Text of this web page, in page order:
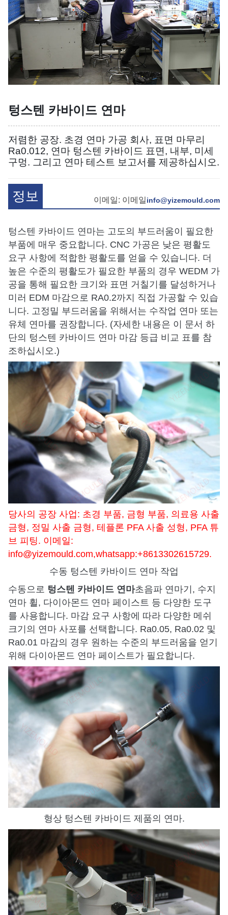
텅스텐 카바이드 연마
저렴한 공장. 초경 연마 가공 회사, 표면 마무리
Ra0.012, 연마 텅스텐 카바이드 표면, 내부, 미세
구멍. 그리고 연마 테스트 보고서를 제공하십시오.
정보 이메일: 이메일info@yizemould.com
텅스텐 카바이드 연마는 고도의 부드러움이 필요한
부품에 매우 중요합니다. CNC 가공은 낮은 평활도
요구 사항에 적합한 평활도를 얻을 수 있습니다. 더
높은 수준의 평활도가 필요한 부품의 경우 WEDM 가
공을 통해 필요한 크기와 표면 거칠기를 달성하거나
미러 EDM 마감으로 RA0.2까지 직접 가공할 수 있습
니다. 고정밀 부드러움을 위해서는 수작업 연마 또는
유체 연마를 권장합니다. (자세한 내용은 이 문서 하
단의 텅스텐 카바이드 연마 마감 등급 비교 표를 참
조하십시오.)
당사의 공장 사업: 초경 부품, 금형 부품, 의료용 사출
금형, 정밀 사출 금형, 테플론 PFA 사출 성형, PFA 튜
브 피팅. 이메일:
info@yizemould.com,whatsapp:+8613302615729.
수동 텅스텐 카바이드 연마 작업
수동으로 텅스텐 카바이드 연마초음파 연마기, 수지
연마 휠, 다이아몬드 연마 페이스트 등 다양한 도구
를 사용합니다. 마감 요구 사항에 따라 다양한 메쉬
크기의 연마 사포를 선택합니다. Ra0.05, Ra0.02 및
Ra0.01 마감의 경우 원하는 수준의 부드러움을 얻기
위해 다이아몬드 연마 페이스트가 필요합니다.
형상 텅스텐 카바이드 제품의 연마.